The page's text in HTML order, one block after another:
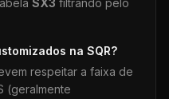
SX3 filtrando pelo
na SQR?
respeitar a faixa de
(geralmente